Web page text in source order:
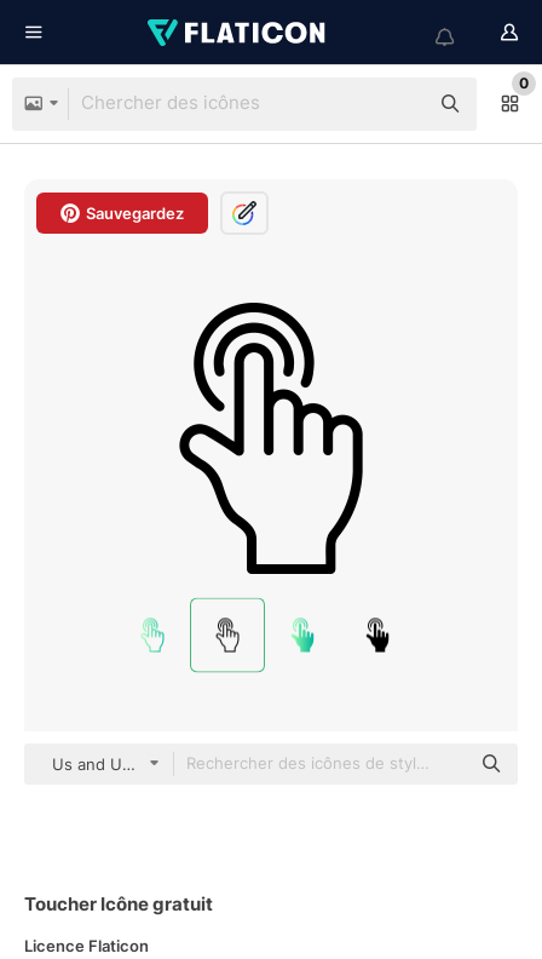
0
Sauvegardez
Us and Up Detailed Outline
Toucher Icône gratuit
Licence Flaticon